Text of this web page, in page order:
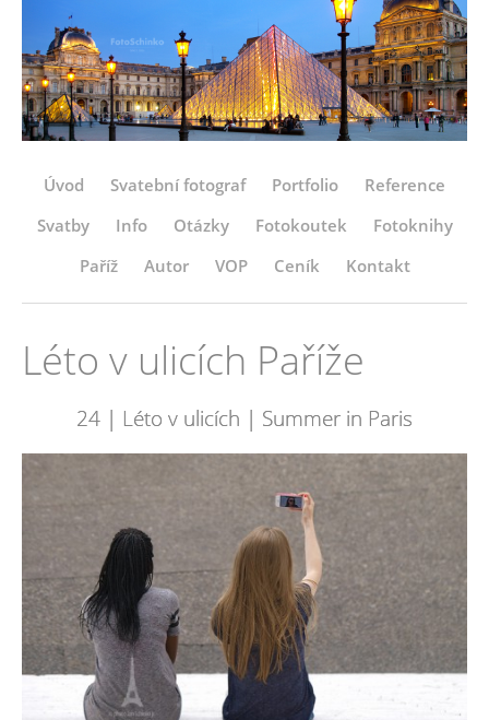
Úvod Svatební fotograf Portfolio
Reference
Svatby
Info Otázky Fotokoutek
Fotoknihy
Paříž
Autor VOP Ceník Kontakt
Léto v ulicích Paříže
24 | Léto v ulicích | Summer in Paris